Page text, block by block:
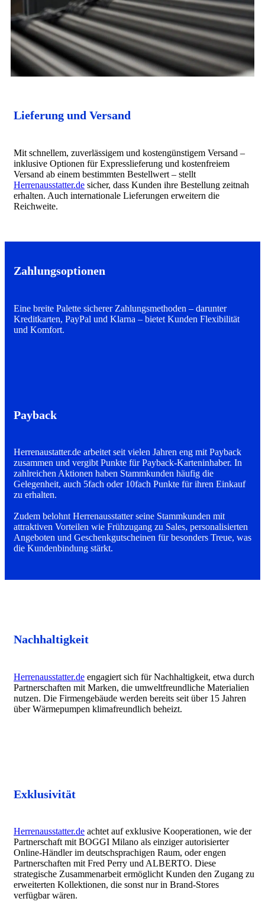
Lieferung und Versand
Mit schnellem, zuverlässigem und kostengünstigem Versand –
inklusive Optionen für Expresslieferung und kostenfreiem
Versand ab einem bestimmten Bestellwert – stellt
Herrenausstatter.de sicher, dass Kunden ihre Bestellung zeitnah
erhalten. Auch internationale Lieferungen erweitern die
Reichweite.
Zahlungsoptionen
Eine breite Palette sicherer Zahlungsmethoden – darunter
Kreditkarten, PayPal und Klarna – bietet Kunden Flexibilität
und Komfort.
Payback
Herrenaustatter.de arbeitet seit vielen Jahren eng mit Payback
zusammen und vergibt Punkte für Payback-Karteninhaber. In
zahlreichen Aktionen haben Stammkunden häufig die
Gelegenheit, auch 5fach oder 10fach Punkte für ihren Einkauf
zu erhalten.
Zudem belohnt Herrenausstatter seine Stammkunden mit
attraktiven Vorteilen wie Frühzugang zu Sales, personalisierten
Angeboten und Geschenkgutscheinen für besonders Treue, was
die Kundenbindung stärkt.
Nachhaltigkeit
Herrenausstatter.de engagiert sich für Nachhaltigkeit, etwa durch
Partnerschaften mit Marken, die umweltfreundliche Materialien
nutzen. Die Firmengebäude werden bereits seit über 15 Jahren
über Wärmepumpen klimafreundlich beheizt.
Exklusivität
Herrenausstatter.de achtet auf exklusive Kooperationen, wie der
Partnerschaft mit BOGGI Milano als einziger autorisierter
Online-Händler im deutschsprachigen Raum, oder engen
Partnerschaften mit Fred Perry und ALBERTO. Diese
strategische Zusammenarbeit ermöglicht Kunden den Zugang zu
erweiterten Kollektionen, die sonst nur in Brand-Stores
verfügbar wären.